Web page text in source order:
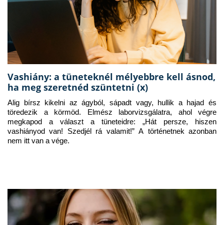
Vashiány: a tüneteknél mélyebbre kell ásnod,
ha meg szeretnéd szüntetni (x)
Alig bírsz kikelni az ágyból, sápadt vagy, hullik a hajad és
töredezik a körmöd. Elmész laborvizsgálatra, ahol végre
megkapod a választ a tüneteidre: „Hát persze, hiszen
vashiányod van! Szedjél rá valamit!” A történetnek azonban
nem itt van a vége.